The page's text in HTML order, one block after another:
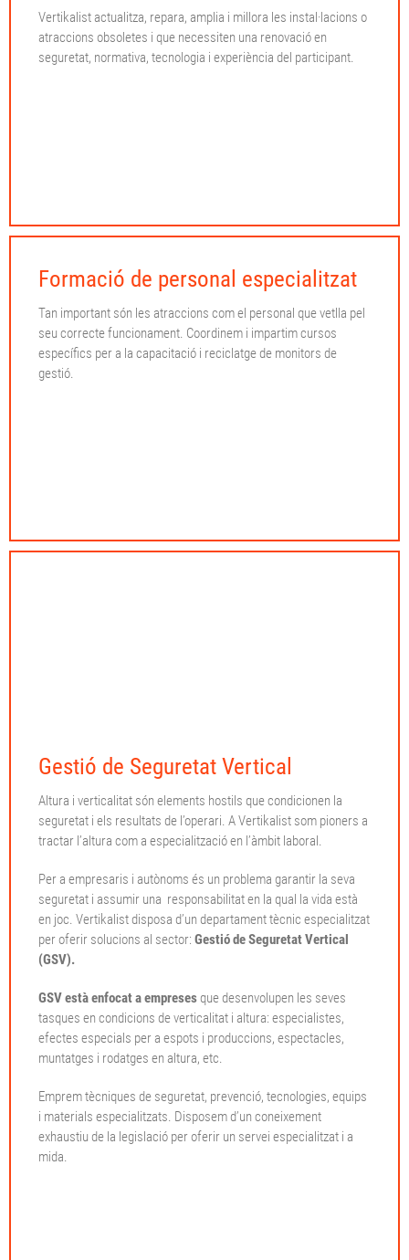
Vertikalist actualitza, repara, amplia i millora les instal·lacions o
atraccions obsoletes i que necessiten una renovació en
seguretat, normativa, tecnologia i experiència del participant.
Formació de personal especialitzat
Tan important són les atraccions com el personal que vetlla pel
seu correcte funcionament. Coordinem i impartim cursos
específics per a la capacitació i reciclatge de monitors de
gestió.
Gestió de Seguretat Vertical
Altura i verticalitat són elements hostils que condicionen la
seguretat i els resultats de l’operari. A Vertikalist som pioners a
tractar l’altura com a especialització en l’àmbit laboral.
Per a empresaris i autònoms és un problema garantir la seva
seguretat i assumir una responsabilitat en la qual la vida està
en joc. Vertikalist disposa d’un departament tècnic especialitzat
per oferir solucions al sector: Gestió de Seguretat Vertical
(GSV).
GSV està enfocat a empresesque desenvolupen les seves
tasques en condicions de verticalitat i altura: especialistes,
efectes especials per a espots i produccions, espectacles,
muntatges i rodatges en altura, etc.
Emprem tècniques de seguretat, prevenció, tecnologies, equips
i materials especialitzats. Disposem d’un coneixement
exhaustiu de la legislació per oferir un servei especialitzat i a
mida.